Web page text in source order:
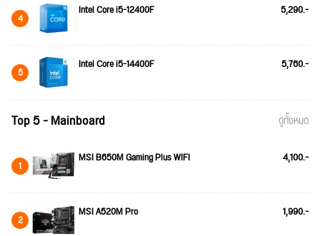
4 Intel Core i5-12400F 5,290.-
5 Intel Core i5-14400F 5,760.-
Top 5 - Mainboard ดูทั้งหมด
1 MSI B650M Gaming Plus WIFI 4,100.-
2 MSI A520M Pro 1,990.-